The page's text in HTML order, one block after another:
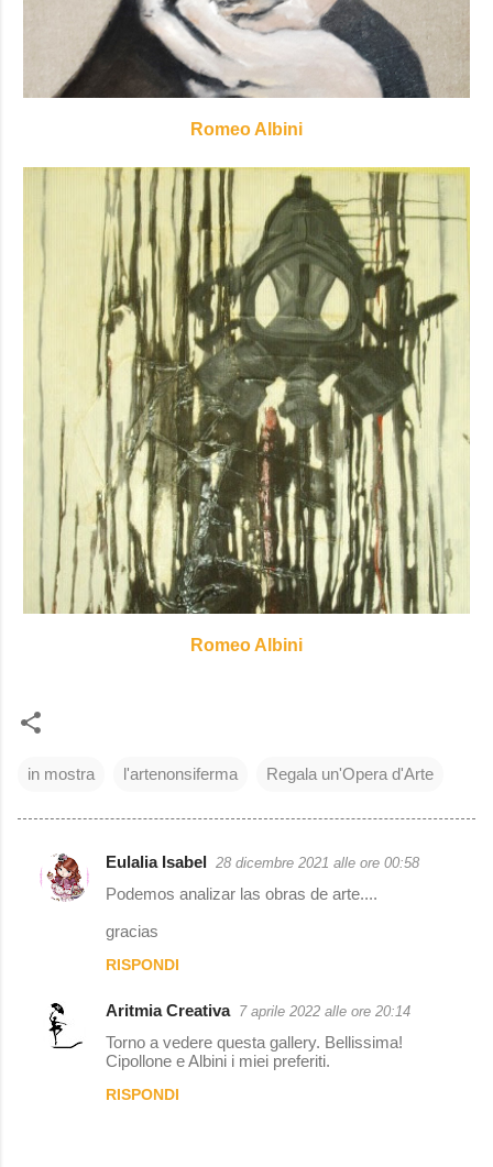
Romeo Albini
Romeo Albini
in mostra l'artenonsiferma Regala un'Opera d'Arte
C
n
Eulalia Isabel 28 dicembre 2021 alle ore 00:58
Podemos analizar las obras de arte....
gracias
RISPONDI
Aritmia Creativa 7 aprile 2022 alle ore 20:14
Torno a vedere questa gallery. Bellissima!
Cipollone e Albini i miei preferiti.
RISPONDI